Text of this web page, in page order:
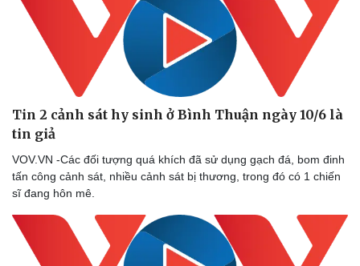
Tin 2 cảnh sát hy sinh ở Bình Thuận ngày 10/6 là
tin giả
VOV.VN -Các đối tượng quá khích đã sử dụng gạch đá, bom đinh
tấn công cảnh sát, nhiều cảnh sát bị thương, trong đó có 1 chiến
sĩ đang hôn mê.